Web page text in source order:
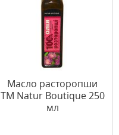
Масло расторопши
ТМ Natur Boutique 250
мл